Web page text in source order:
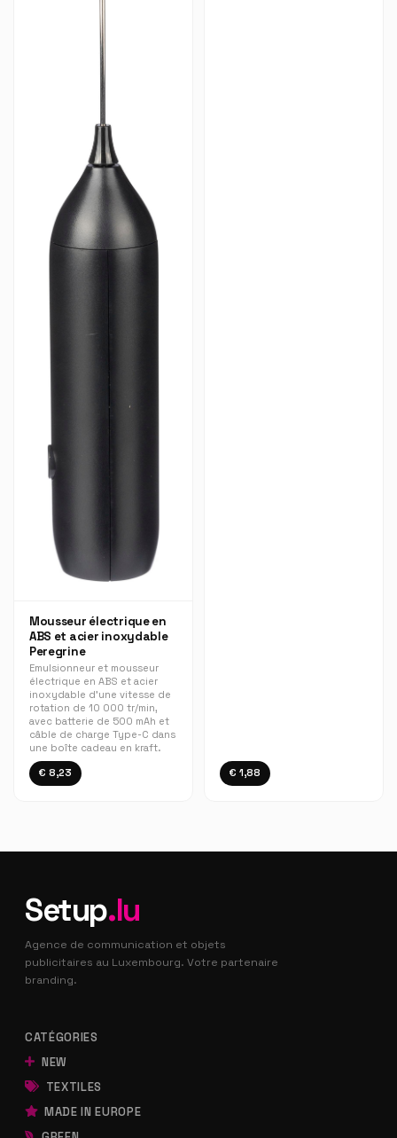
Mousseur électrique en
ABS et acier inoxydable
Peregrine
Emulsionneur et mousseur
électrique en ABS et acier
inoxydable d’une vitesse de
rotation de 10 000 tr/min,
avec batterie de 500 mAh et
câble de charge Type-C dans
une boîte cadeau en kraft.
€ 8,23 € 1,88
Setup.lu
Agence de communication et objets
publicitaires au Luxembourg. Votre partenaire
branding.
CATÉGORIES
NEW
TEXTILES
MADE IN EUROPE